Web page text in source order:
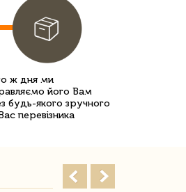
ж дня ми
його Вам
будь-якого зручного
перевізника